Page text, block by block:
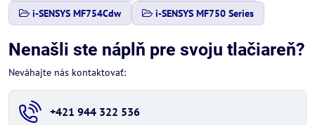
i-SENSYS MF754Cdw
i-SENSYS MF750 Series
Nenašli ste náplň pre svoju tlačiareň?
Neváhajte nás kontaktovať:
+421 944 322 536